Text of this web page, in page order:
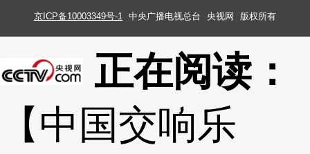
京ICP备10003349号-1 中央广播电视总台 央视网 版权所有
正在阅读：
【中国交响乐